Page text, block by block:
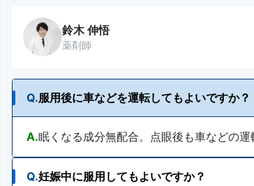
鈴木 伸悟
薬剤師
Q.服用後に車などを運転してもよいですか？
A.眠くなる成分無配合。点眼後も車などの運
Q.妊娠中に服用してもよいですか？